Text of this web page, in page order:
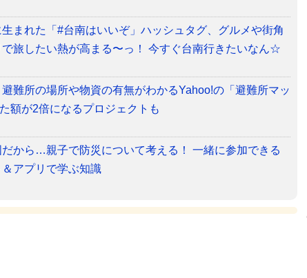
まれた「#台南はいいぞ」ハッシュタグ、グルメや街角
旅したい熱が高まる〜っ！ 今すぐ台南行きたいなん☆
避難所の場所や物資の有無がわかるYahoo!の「避難所マッ
額が2倍になるプロジェクトも
から…親子で防災について考える！ 一緒に参加できる
アプリで学ぶ知識